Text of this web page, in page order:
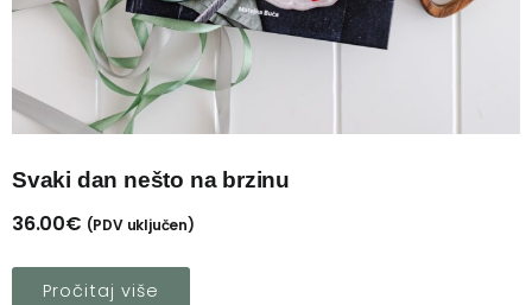
Svaki dan nešto na brzinu
36.00€ (PDV uključen)
Pročitaj više